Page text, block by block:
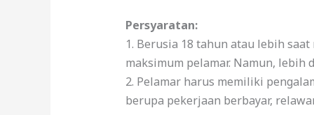
Persyaratan:
1. Berusia 18 tahun atau lebih
maksimum pelamar. Namun, lebih
2. Pelamar harus memiliki
berupa pekerjaan berbayar,